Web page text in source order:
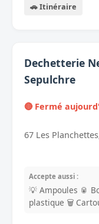
🚗 Itinéraire
Dechetterie
Sepulchre
🔴 Fermé
67 Les
Accepte aussi :
💡 Ampoules 🥫
plastique 🗑️